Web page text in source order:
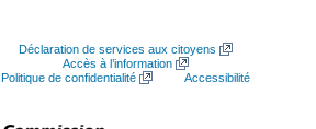
Déclaration de services aux citoyens
Accès à l’information
Politique de confidentialité
Accessibilité